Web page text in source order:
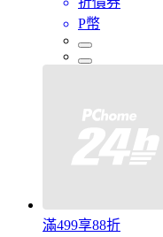
P幣
滿499享88折